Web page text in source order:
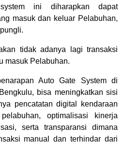
ini diharapkan dapat
masuk dan keluar Pelabuhan,
tidak adanya lagi transaksi
masuk Pelabuhan.
Auto Gate System di
bisa meningkatkan sisi
pencatatan digital kendaraan
optimalisasi kinerja
serta transparansi dimana
manual dan terhindar dari